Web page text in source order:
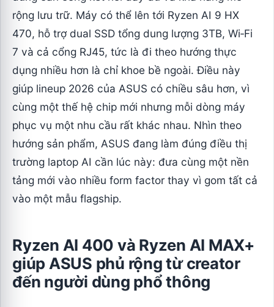
rộng lưu trữ. Máy có thể lên tới Ryzen AI 9 HX
470, hỗ trợ dual SSD tổng dung lượng 3TB, Wi‑Fi
7 và cả cổng RJ45, tức là đi theo hướng thực
dụng nhiều hơn là chỉ khoe bề ngoài. Điều này
giúp lineup 2026 của ASUS có chiều sâu hơn, vì
cùng một thế hệ chip mới nhưng mỗi dòng máy
phục vụ một nhu cầu rất khác nhau. Nhìn theo
hướng sản phẩm, ASUS đang làm đúng điều thị
trường laptop AI cần lúc này: đưa cùng một nền
tảng mới vào nhiều form factor thay vì gom tất cả
vào một mẫu flagship.
Ryzen AI 400 và Ryzen AI MAX+
giúp ASUS phủ rộng từ creator
đến người dùng phổ thông